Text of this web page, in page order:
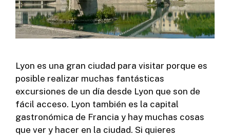
Lyon es una gran ciudad para visitar porque es
posible realizar muchas fantásticas
excursiones de un día desde Lyon que son de
fácil acceso. Lyon también es la capital
gastronómica de Francia y hay muchas cosas
que ver y hacer en la ciudad. Si quieres